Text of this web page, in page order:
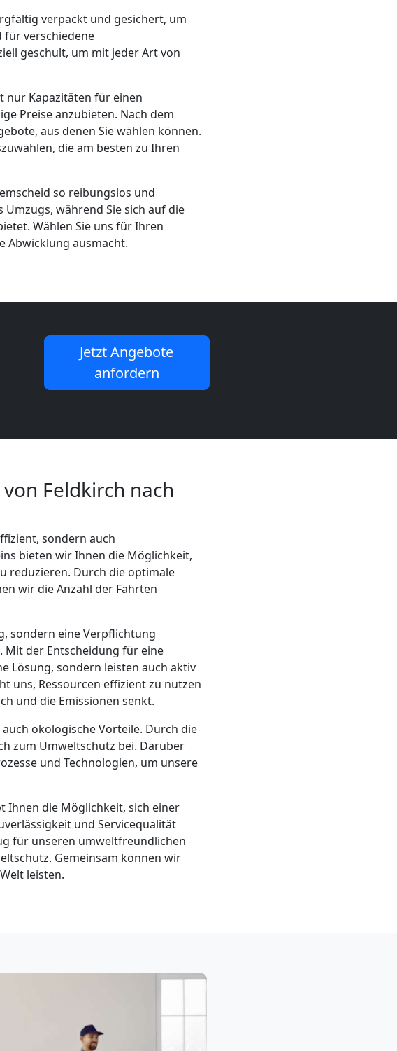
verpackt und gesichert, um
für verschiedene
geschult, um mit jeder Art von
nur Kapazitäten für einen
Preise anzubieten. Nach dem
aus denen Sie wählen können.
die am besten zu Ihren
so reibungslos und
während Sie sich auf die
Wählen Sie uns für Ihren
Abwicklung ausmacht.
Jetzt Angebote
anfordern
Feldkirch nach
sondern auch
bieten wir Ihnen die Möglichkeit,
reduzieren. Durch die optimale
wir die Anzahl der Fahrten
sondern eine Verpflichtung
Mit der Entscheidung für eine
Lösung, sondern leisten auch aktiv
uns, Ressourcen effizient zu nutzen
und die Emissionen senkt.
ökologische Vorteile. Durch die
zum Umweltschutz bei. Darüber
und Technologien, um unsere
Ihnen die Möglichkeit, sich einer
und Servicequalität
für unseren umweltfreundlichen
Gemeinsam können wir
leisten.